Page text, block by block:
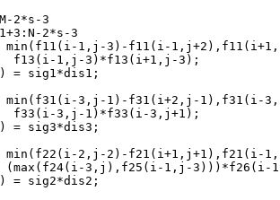
2*s-3
2*s-3
min(f11(i-1,j-3)-f11(i-
f13(i-1,j-3)*f13(i+1,j-3);
= sig1*dis1;
min(f31(i-3,j-1)-f31(i+2,j-1),f31(i-
f33(i-3,j-1)*f33(i-3,j+1);
= sig3*dis3;
min(f22(i-2,j-2)-f21(i+1,j+1),f21(i-
(max(f24(i-3,j),f25(i-1,j-
= sig2*dis2;